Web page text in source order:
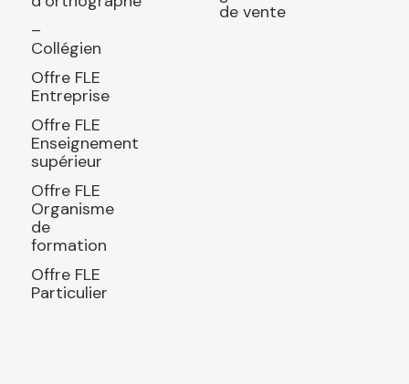
–
Collégien
Offre FLE
Entreprise
Offre FLE
Enseignement
supérieur
Offre FLE
Organisme
de
formation
Offre FLE
Particulier
de vente